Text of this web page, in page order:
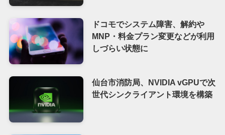
ドコモでシステム障害、解約や
MNP・料金プラン変更などが利用
しづらい状態に
仙台市消防局、NVIDIA vGPUで次
世代シンクライアント環境を構築